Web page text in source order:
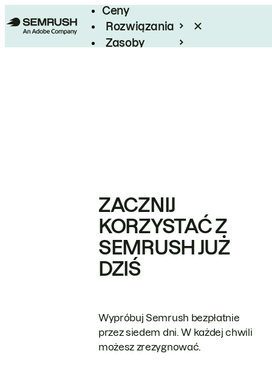
Ceny
Rozwiązania
Zasoby
ZACZNIJ
KORZYSTAĆ Z
SEMRUSH JUŻ
DZIŚ
Wypróbuj Semrush bezpłatnie
przez siedem dni. W każdej chwili
możesz zrezygnować.